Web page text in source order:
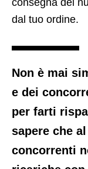
consegna del
dal tuo ordine.
Non è mai
e dei
per farti
sapere che
concorrenti